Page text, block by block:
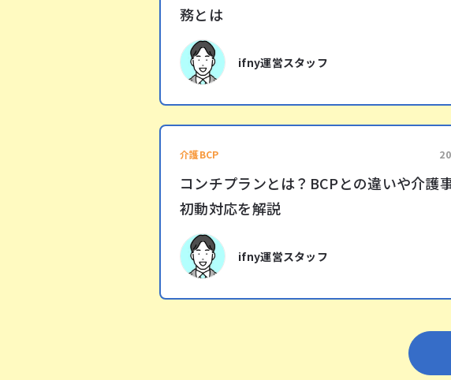
務とは
ifny運営スタッフ
介護BCP
コンチプランとは？BCPとの違いや介護
初動対応を解説
ifny運営スタッフ